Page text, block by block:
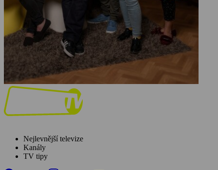
Nejlevnější televize
Kanály
TV tipy